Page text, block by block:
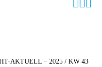

AKTUELL – 2025 / KW 43